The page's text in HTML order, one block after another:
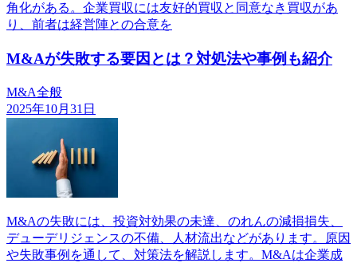
角化がある。企業買収には友好的買収と同意なき買収があ
り、前者は経営陣との合意を
M&Aが失敗する要因とは？対処法や事例も紹介
M&A全般
2025年10月31日
M&Aの失敗には、投資対効果の未達、のれんの減損損失、
デューデリジェンスの不備、人材流出などがあります。原因
や失敗事例を通して、対策法を解説します。M&Aは企業成